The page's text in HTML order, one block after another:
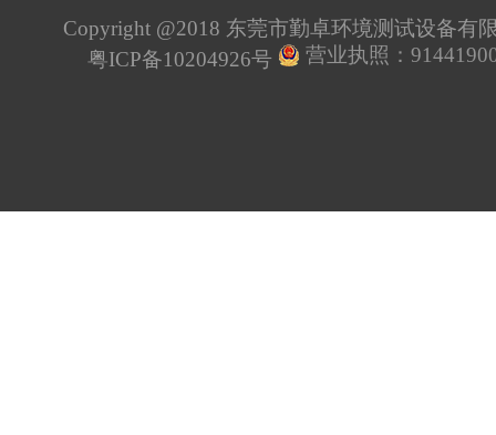
Copyright @2018 东莞市勤卓环境测试设备有
粤ICP备10204926号
营业执照：